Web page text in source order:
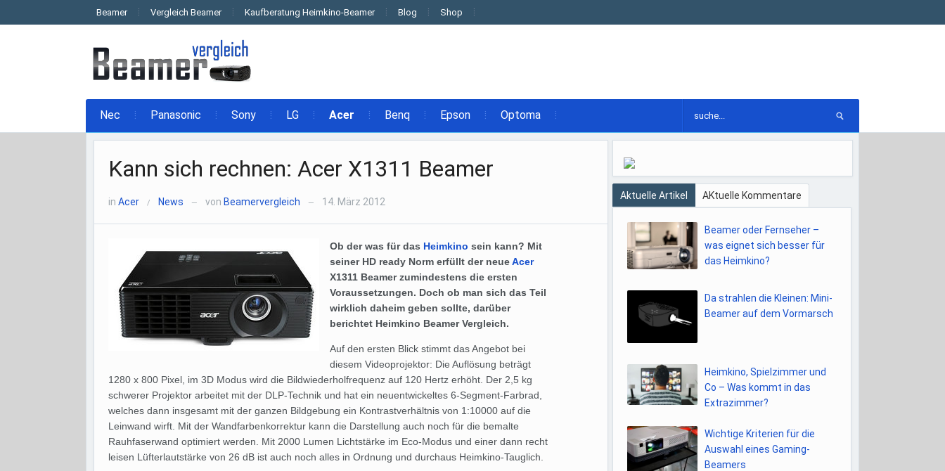
Beamer Vergleich Beamer Kaufberatung Heimkino-Beamer Blog Shop
Nec Panasonic Sony LG Acer Benq Epson Optoma
Kann sich rechnen: Acer X1311 Beamer
in Acer / News — von Beamervergleich — 14. März 2012
Ob der was für das Heimkino sein kann? Mit
seiner HD ready Norm erfüllt der neueAcer
X1311 Beamer zumindestens die ersten
Voraussetzungen. Doch ob man sich das Teil
wirklich daheim geben sollte, darüber
berichtet Heimkino Beamer Vergleich.
Auf den ersten Blick stimmt das Angebot bei
diesem Videoprojektor: Die Auflösung beträgt
1280 x 800 Pixel, im 3D Modus wird die Bildwiederholfrequenz auf 120 Hertz erhöht. Der 2,5 kg
schwerer Projektor arbeitet mit der DLP-Technik und hat ein neuentwickeltes 6-Segment-Farbrad,
welches dann insgesamt mit der ganzen Bildgebung ein Kontrastverhältnis von 1:10000 auf die
Leinwand wirft. Mit der Wandfarbenkorrektur kann die Darstellung auch noch für die bemalte
Rauhfaserwand optimiert werden. Mit 2000 Lumen Lichtstärke im Eco-Modus und einer dann recht
leisen Lüfterlautstärke von 26 dB ist auch noch alles in Ordnung und durchaus Heimkino-Tauglich.
Aktuelle Artikel AKtuelle Kommentare
Beamer oder Fernseher –
was eignet sich besser für
das Heimkino?
Da strahlen die Kleinen: Mini-
Beamer auf dem Vormarsch
Heimkino, Spielzimmer und
Co – Was kommt in das
Extrazimmer?
Wichtige Kriterien für die
Auswahl eines Gaming-
Beamers